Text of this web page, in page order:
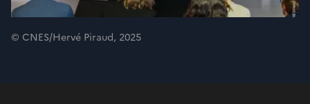
© CNES/Hervé Piraud, 2025